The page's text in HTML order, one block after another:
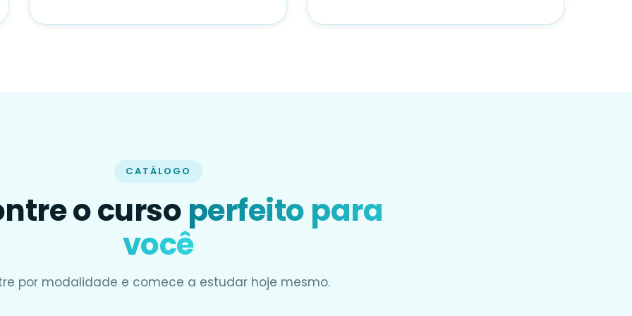
CATÁLOGO
o curso perfeito para
você
por modalidade e comece a estudar hoje mesmo.